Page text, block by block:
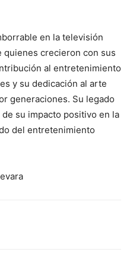
en la televisión
quienes crecieron con sus
al entretenimiento
y su dedicación al arte
generaciones. Su legado
su impacto positivo en la
del entretenimiento